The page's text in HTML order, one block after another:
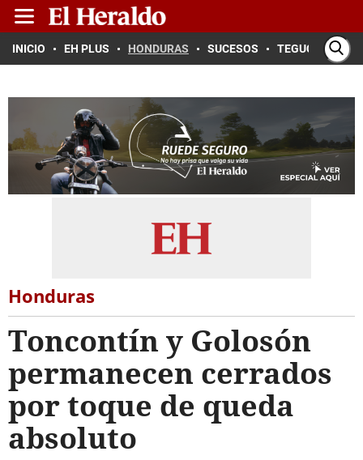
INICIO EH PLUS HONDURAS SUCESOS TEGUCIGALPA
Honduras
Toncontín y Golosón
permanecen cerrados
por toque de queda
absoluto